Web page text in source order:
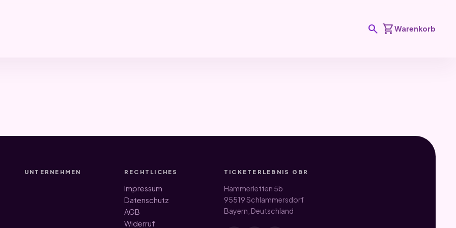
search shopping_cartWarenkorb
UNTERNEHMEN RECHTLICHES
Impressum
Datenschutz
AGB
Widerruf
TICKETERLEBNIS GBR
Hammerletten 5b
95519 Schlammersdorf
Bayern, Deutschland